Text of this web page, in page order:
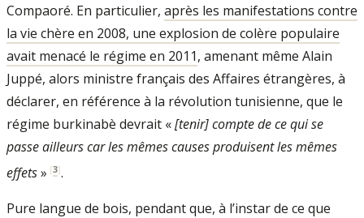
Compaoré. En particulier, après les manifestations contre
la vie chère en 2008, une explosion de colère populaire
avait menacé le régime en 2011, amenant même Alain
Juppé, alors ministre français des Affaires étrangères, à
déclarer, en référence à la révolution tunisienne, que le
régime burkinabè devrait «[tenir] compte de ce qui se
passe ailleurs car les mêmes causes produisent les mêmes
effets» [3].
Pure langue de bois, pendant que, à l’instar de ce que